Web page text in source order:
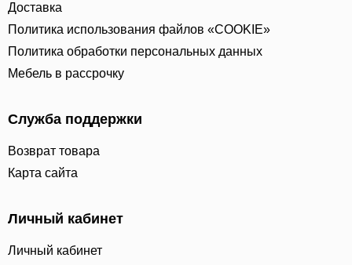
Доставка
Политика использования файлов «COOKIE»
Политика обработки персональных данных
Мебель в рассрочку
Служба поддержки
Возврат товара
Карта сайта
Личный кабинет
Личный кабинет